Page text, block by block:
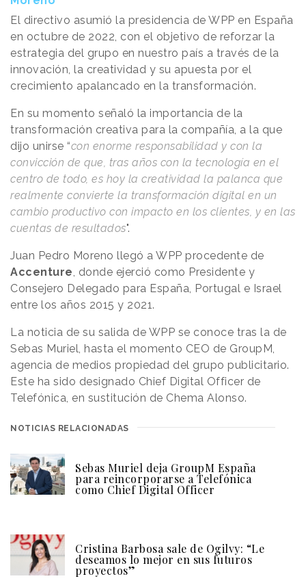
El directivo asumió la presidencia de WPP en España
en octubre de 2022, con el objetivo de reforzar la
estrategia del grupo en nuestro país a través de la
innovación, la creatividad y su apuesta por el
crecimiento apalancado en la transformación.
En su momento señaló la importancia de la
transformación creativa para la compañía, a la que
dijo unirse “con enorme responsabilidad y con la
convicción de que, tras años con la tecnología en el
centro de todo, es hoy la creatividad la palanca que
realmente convierte la transformación digital en un
cambio productivo con impacto en los clientes, y en las
cuentas de resultados".
Juan Pedro Moreno llegó a WPP procedente de
Accenture, donde ejerció como Presidente y
Consejero Delegado para España, Portugal e Israel
entre los años 2015 y 2021.
La noticia de su salida de WPP se conoce tras la de
Sebas Muriel, hasta el momento CEO de GroupM,
agencia de medios propiedad del grupo publicitario.
Este ha sido designado Chief Digital Officer de
Telefónica, en sustitución de Chema Alonso.
NOTICIAS RELACIONADAS
Sebas Muriel deja GroupM España
para reincorporarse a Telefónica
como Chief Digital Officer
Cristina Barbosa sale de Ogilvy: “Le
deseamos lo mejor en sus futuros
proyectos”